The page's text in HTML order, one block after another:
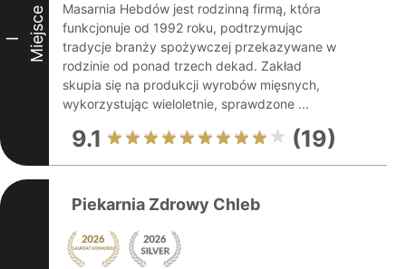
I Miejsce
Masarnia Hebdów jest rodzinną firmą, która
funkcjonuje od 1992 roku, podtrzymując
tradycje branży spożywczej przekazywane w
rodzinie od ponad trzech dekad. Zakład
skupia się na produkcji wyrobów mięsnych,
wykorzystując wieloletnie, sprawdzone ...
9.1 (19)
Piekarnia Zdrowy Chleb